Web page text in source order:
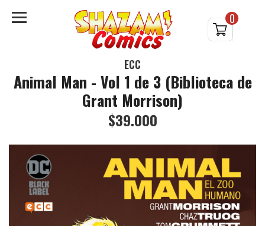
0
ECC
Animal Man - Vol 1 de 3 (Biblioteca de
Grant Morrison)
$39.000